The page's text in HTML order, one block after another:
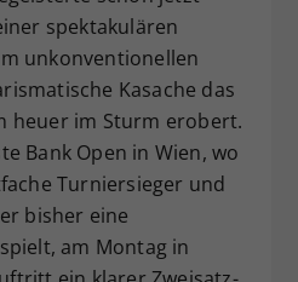
spektakulären
unkonventionellen
Kasache das
heuer im Sturm erobert.
Bank Open in Wien, wo
Turniersieger und
bisher eine
am Montag in